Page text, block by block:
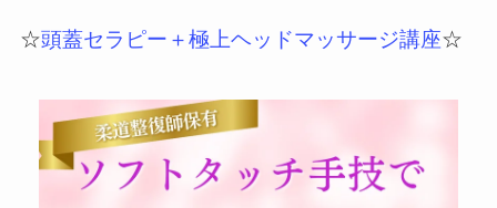
☆頭蓋セラピー＋極上ヘッドマッサージ講座☆